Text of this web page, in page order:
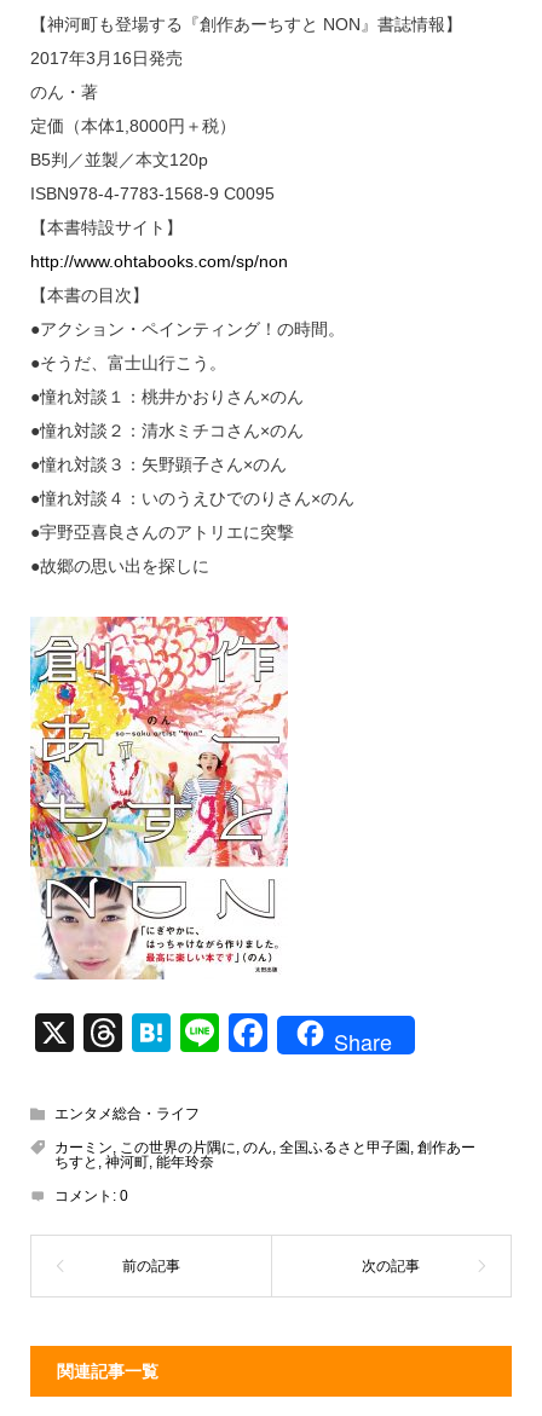
【神河町も登場する『創作あーちすと NON』書誌情報】
2017年3月16日発売
のん・著
定価（本体1,8000円＋税）
B5判／並製／本文120p
ISBN978-4-7783-1568-9 C0095
【本書特設サイト】
http://www.ohtabooks.com/sp/non
【本書の目次】
●アクション・ペインティング！の時間。
●そうだ、富士山行こう。
●憧れ対談１：桃井かおりさん×のん
●憧れ対談２：清水ミチコさん×のん
●憧れ対談３：矢野顕子さん×のん
●憧れ対談４：いのうえひでのりさん×のん
●宇野亞喜良さんのアトリエに突撃
●故郷の思い出を探しに
X T
e
a
d
s
H
e
n
Li F
e
o
k
Share
エンタメ総合・ライフ
カーミン
この世界の片隅に のん 全国ふるさと甲子園 創作あー
ちすと 神河町, 能年玲奈
コメント: 0
関連記事一覧